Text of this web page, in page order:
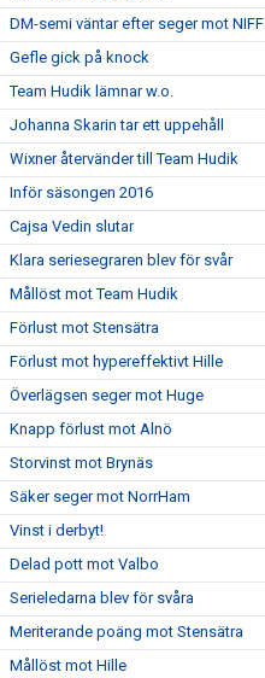
DM-semi väntar efter seger mot NIFF
Gefle gick på knock
Team Hudik lämnar w.o.
Johanna Skarin tar ett uppehåll
Wixner återvänder till Team Hudik
Inför säsongen 2016
Cajsa Vedin slutar
Klara seriesegraren blev för svår
Mållöst mot Team Hudik
Förlust mot Stensätra
Förlust mot hypereffektivt Hille
Överlägsen seger mot Huge
Knapp förlust mot Alnö
Storvinst mot Brynäs
Säker seger mot NorrHam
Vinst i derbyt!
Delad pott mot Valbo
Serieledarna blev för svåra
Meriterande poäng mot Stensätra
Mållöst mot Hille